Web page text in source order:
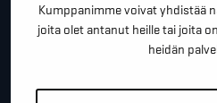
Kumppanimme voivat yhdistää
joita olet antanut heille tai joita
heidän
ETUNIMI SUKUNIMI *